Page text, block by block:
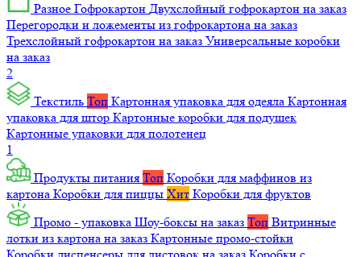
Разное Гофрокартон Двухслойный гофрокартон на заказ
Перегородки и ложементы из гофрокартона на заказ
Трехслойный гофрокартон на заказ Универсальные коробки
на заказ
2
Текстиль Топ Картонная упаковка для одеяла Картонная
упаковка для штор Картонные коробки для подушек
Картонные упаковки для полотенец
1
Продукты питания Топ Коробки для маффинов из
картона Коробки для пиццы Хит Коробки для фруктов
Промо - упаковка Шоу-боксы на заказ Топ Витринные
лотки из картона на заказ Картонные промо-стойки